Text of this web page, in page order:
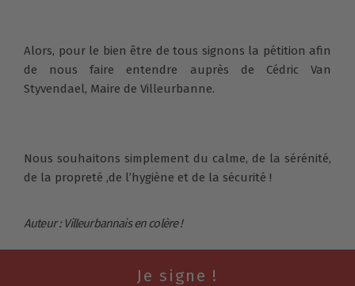
Alors, pour le bien être de tous signons la pétition afin
de nous faire entendre auprès de Cédric Van
Styvendael, Maire de Villeurbanne.
Nous souhaitons simplement du calme, de la sérénité,
de la propreté ,de l’hygiène et de la sécurité !
Auteur : Villeurbannais en colère !